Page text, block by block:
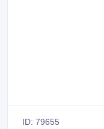
ID: 79655